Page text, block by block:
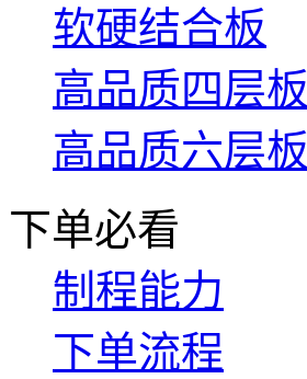
软硬结合板
高品质四层板
高品质六层板
下单必看
制程能力
下单流程